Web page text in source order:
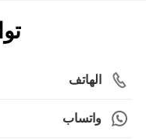
الهاتف
واتساب